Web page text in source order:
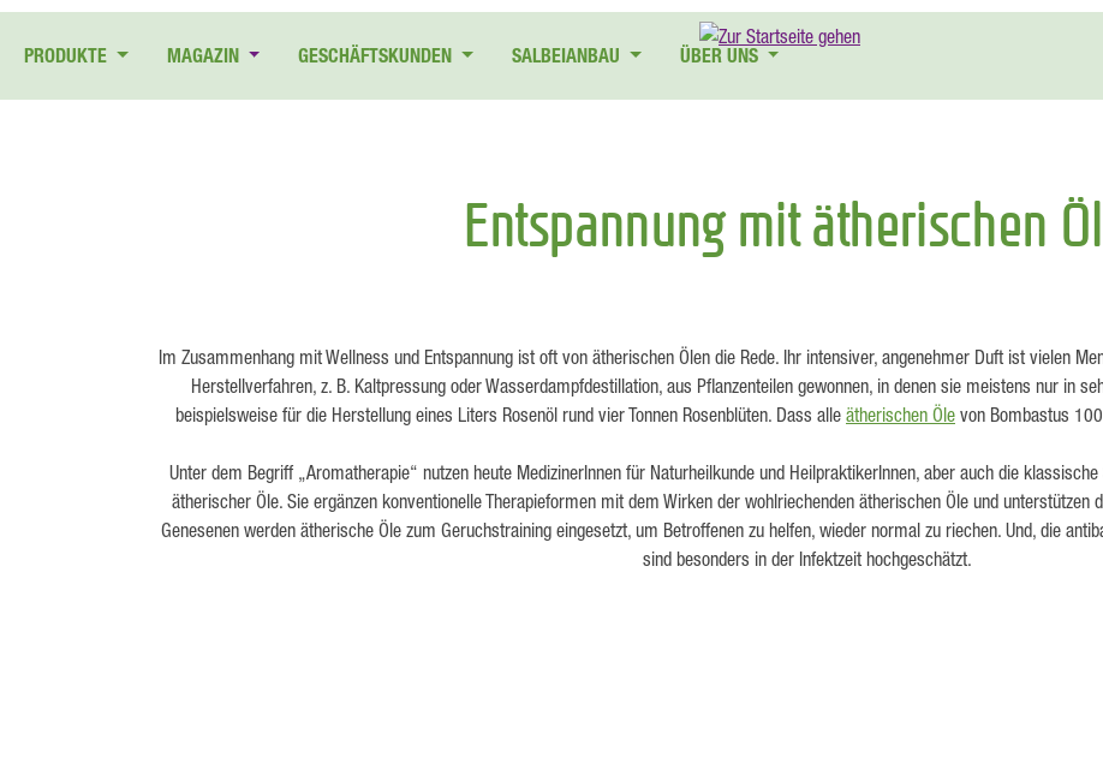
PRODUKTE
MAGAZIN GESCHÄFTSKUNDEN SALBEIANBAU ÜBER UNS
Entspannung mit ätherischen
Im Zusammenhang mit Wellness und Entspannung ist oft von ätherischen Ölen die Rede. Ihr intensiver, angenehmer Duft ist vielen
Herstellverfahren, z. B. Kaltpressung oder Wasserdampfdestillation, aus Pflanzenteilen gewonnen, in denen sie meistens nur in
beispielsweise für die Herstellung eines Liters Rosenöl rund vier Tonnen Rosenblüten. Dass alle ätherischen Öle von Bombastus
Unter dem Begriff „Aromatherapie“ nutzen heute MedizinerInnen für Naturheilkunde und HeilpraktikerInnen, aber auch die
ätherischer Öle. Sie ergänzen konventionelle Therapieformen mit dem Wirken der wohlriechenden ätherischen Öle und unterstützen
Genesenen werden ätherische Öle zum Geruchstraining eingesetzt, um Betroffenen zu helfen, wieder normal zu riechen. Und, die
sind besonders in der Infektzeit hochgeschätzt.